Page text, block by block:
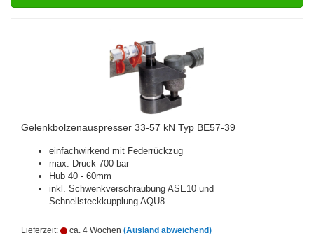
Gelenkbolzenauspresser 33-57 kN Typ BE57-39
einfachwirkend mit Federrückzug
max. Druck 700 bar
Hub 40 - 60mm
inkl. Schwenkverschraubung ASE10 und
Schnellsteckkupplung AQU8
Lieferzeit: ca. 4 Wochen (Ausland abweichend)